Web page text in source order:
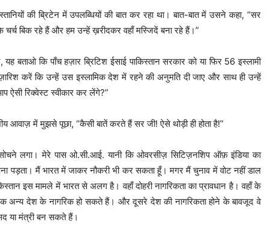
की ब्रिटेन में उपलब्धियों की बात कर रहा था। बात-बात में उसने कहा, “सर
बिक रहे हैं और हम उन्हें ख़रीदकर वहाँ मस्जिदें बना रहे हैं।”
बताओ कि पाँच हज़ार ब्रिटिश ईसाई पाकिस्तान सरकार को या फिर 56 इस्लामी
करें कि उन्हें उस इस्लामिक देश में रहने की अनुमति दी जाए और साथ ही उन्हें
ऐसी रिक्वेस्ट स्वीकार कर लेंगे?”
में मुझसे पूछा, “कैसी बातें करते हैं सर जी! ऐसे थोड़ी ही होता है!”
लगा। मेरे पास ओ.सी.आई. यानी कि ओवरसीज़ सिटिज़नशिप ऑफ़ इंडिया का
पड़ता। मैं भारत में जाकर नौकरी भी कर सकता हूँ। मगर मैं चुनाव में वोट नहीं डाल
इस मामले में भारत से अलग है। वहाँ दोहरी नागरिकता का प्रावधान है। वहाँ के
अन्य देश के नागरिक हो सकते हैं। और दूसरे देश की नागरिकता होने के बावजूद वे
या मंत्री बन सकते हैं।